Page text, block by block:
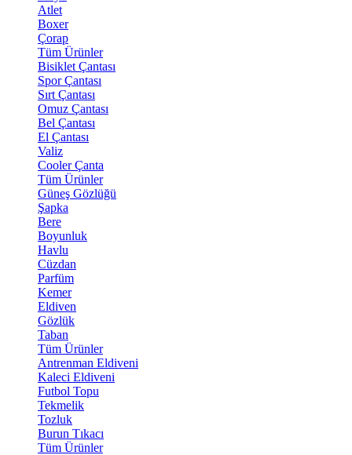
Atlet
Boxer
Çorap
Tüm Ürünler
Bisiklet Çantası
Spor Çantası
Sırt Çantası
Omuz Çantası
Bel Çantası
El Çantası
Valiz
Cooler Çanta
Tüm Ürünler
Güneş Gözlüğü
Şapka
Bere
Boyunluk
Havlu
Cüzdan
Parfüm
Kemer
Eldiven
Gözlük
Taban
Tüm Ürünler
Antrenman Eldiveni
Kaleci Eldiveni
Futbol Topu
Tekmelik
Tozluk
Burun Tıkacı
Tüm Ürünler